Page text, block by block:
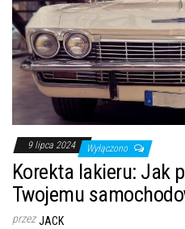
9 lipca 2024 Wyłączono
Korekta lakieru: Jak
Twojemu
przez JACK